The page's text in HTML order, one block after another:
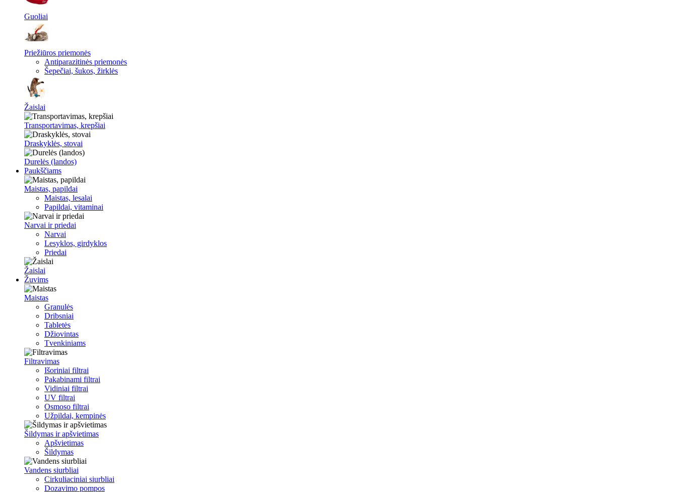
Guoliai
Priežiūros priemonės
Antiparazitinės priemonės
Šepečiai, šukos, žirklės
Žaislai
Transportavimas, krepšiai
Draskyklės, stovai
Durelės (landos)
Paukščiams
Maistas, papildai
Maistas, lesalai
Papildai, vitaminai
Narvai ir priedai
Narvai
Lesyklos, girdyklos
Priedai
Žaislai
Žuvims
Maistas
Granulės
Dribsniai
Tabletės
Džiovintas
Tvenkiniams
Filtravimas
Išoriniai filtrai
Pakabinami filtrai
Vidiniai filtrai
UV filtrai
Osmoso filtrai
Užpildai, kempinės
Šildymas ir apšvietimas
Apšvietimas
Šildymas
Vandens siurbliai
Cirkuliaciniai siurbliai
Dozavimo pompos